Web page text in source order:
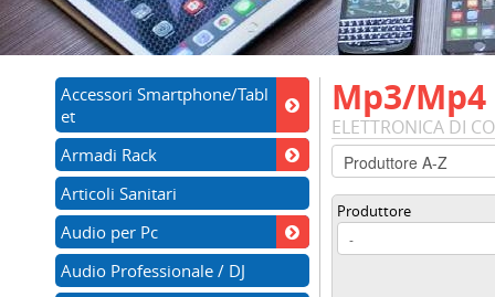
Mp3/Mp4
ELETTRONICA DI
Produttore
Accessori Smartphone/Tabl
et
Armadi Rack
Articoli Sanitari
Audio per Pc
Audio Professionale / DJ